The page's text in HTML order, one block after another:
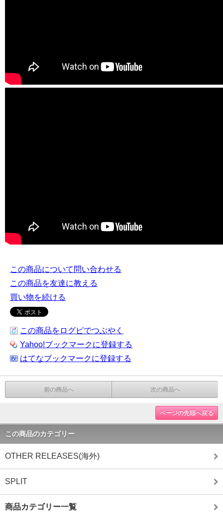
この商品について問い合わせる
この商品を友達に教える
買い物を続ける
この商品をログピでつぶやく
Yahoo!ブックマークに登録する
はてなブックマークに登録する
前の商品へ 次の商品へ
ページの先頭へ戻る
この商品のカテゴリー
OTHER RELEASES(海外)
SPLIT
商品カテゴリー一覧